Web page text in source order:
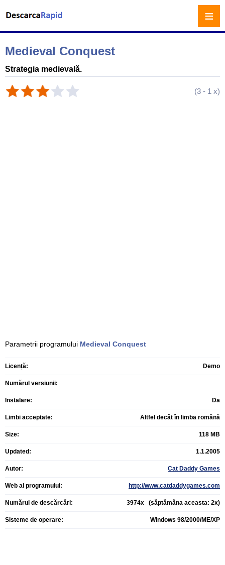
Medieval Conquest
Strategia medievală.
(3 - 1 x)
Parametrii programului Medieval Conquest
Licență: Demo
Numărul versiunii:
Instalare: Da
Limbi acceptate: Altfel decât în limba română
Size: 118 MB
Updated: 1.1.2005
Autor: Cat Daddy Games
Web al programului: http://www.catdaddygames.com
Numărul de descărcări: 3974x (săptămâna aceasta: 2x)
Sisteme de operare: Windows 98/2000/ME/XP
≡